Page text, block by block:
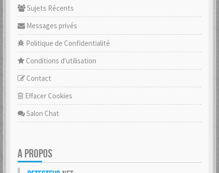
Sujets Récents
Messages privés
Politique de Confidentialité
Conditions d'utilisation
Contact
Effacer Cookies
Salon Chat
A PROPOS